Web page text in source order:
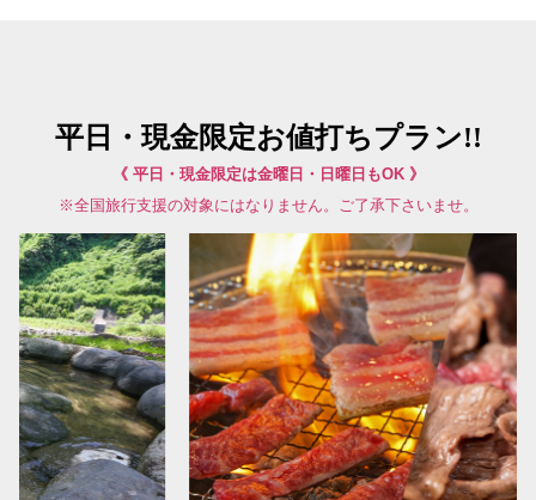
平日・現金限定お値打ちプラン!!
《 平日・現金限定は金曜日・日曜日もOK 》
※全国旅行支援の対象にはなりません。ご了承下さいませ。